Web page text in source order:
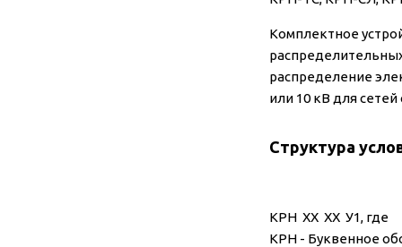
Комплектное
распределение
или 10 кВ для
Структура
КРН ХХ ХХ У1, где
КРН - Буквенное